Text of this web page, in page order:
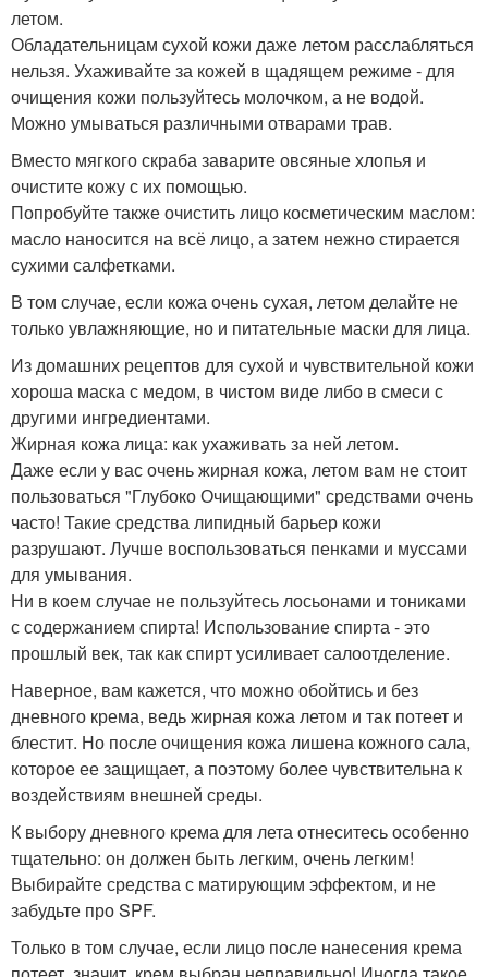
летом.
Обладательницам сухой кожи даже летом расслабляться
нельзя. Ухаживайте за кожей в щадящем режиме - для
очищения кожи пользуйтесь молочком, а не водой.
Можно умываться различными отварами трав.
Вместо мягкого скраба заварите овсяные хлопья и
очистите кожу с их помощью.
Попробуйте также очистить лицо косметическим маслом:
масло наносится на всё лицо, а затем нежно стирается
сухими салфетками.
В том случае, если кожа очень сухая, летом делайте не
только увлажняющие, но и питательные маски для лица.
Из домашних рецептов для сухой и чувствительной кожи
хороша маска с медом, в чистом виде либо в смеси с
другими ингредиентами.
Жирная кожа лица: как ухаживать за ней летом.
Даже если у вас очень жирная кожа, летом вам не стоит
пользоваться "Глубоко Очищающими" средствами очень
часто! Такие средства липидный барьер кожи
разрушают. Лучше воспользоваться пенками и муссами
для умывания.
Ни в коем случае не пользуйтесь лосьонами и тониками
с содержанием спирта! Использование спирта - это
прошлый век, так как спирт усиливает салоотделение.
Наверное, вам кажется, что можно обойтись и без
дневного крема, ведь жирная кожа летом и так потеет и
блестит. Но после очищения кожа лишена кожного сала,
которое ее защищает, а поэтому более чувствительна к
воздействиям внешней среды.
К выбору дневного крема для лета отнеситесь особенно
тщательно: он должен быть легким, очень легким!
Выбирайте средства с матирующим эффектом, и не
забудьте про SPF.
Только в том случае, если лицо после нанесения крема